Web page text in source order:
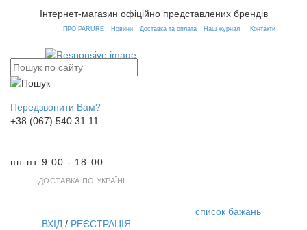
Інтернет-магазин офіційно представлених брендів
ПРО PARURE Новини Доставка та оплата Наш журнал Контакти
Передзвонити Вам?
+38 (067) 540 31 11
пн-пт 9:00 - 18:00
ДОСТАВКА ПО УКРАЇНІ
список бажань
ВХІД / РЕЄСТРАЦІЯ